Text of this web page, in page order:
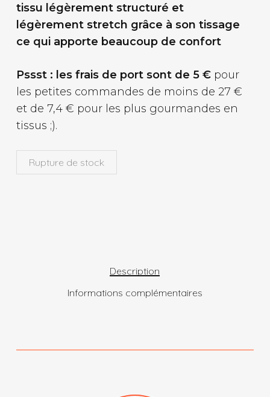
tissu légèrement structuré et
légèrement stretch grâce à son tissage
ce qui apporte beaucoup de confort
Pssst : les frais de port sont de 5 €pour
les petites commandes de moins de 27 €
et de 7,4 € pour les plus gourmandes en
tissus ;).
Rupture de stock
Description
Informations complémentaires